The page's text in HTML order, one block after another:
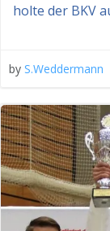
holte der BKV
by S.Weddermann